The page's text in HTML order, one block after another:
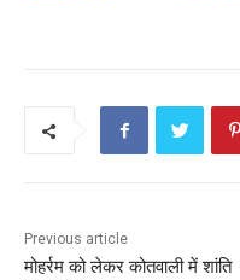
k
A
p
Previous article
मोहर्रम को लेकर कोतवाली में शांति